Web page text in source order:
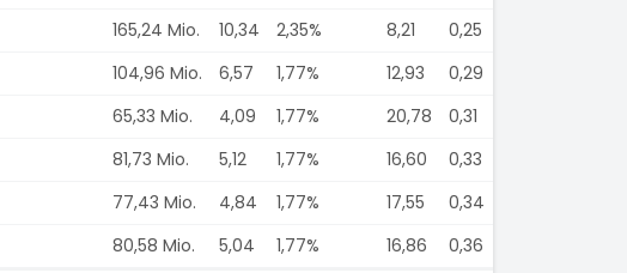
165,24 Mio. 10,34 2,35% 8,21
0,25
104,96 Mio. 6,57 1,77% 12,93
0,29
65,33 Mio. 4,09 1,77% 20,78
0,31
81,73 Mio. 5,12 1,77% 16,60
0,33
77,43 Mio. 4,84 1,77% 17,55
0,34
80,58 Mio. 5,04 1,77% 16,86
0,36